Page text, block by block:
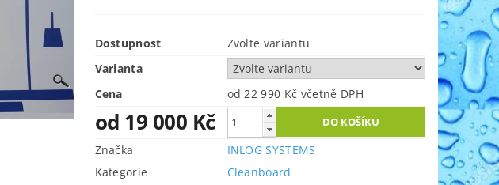
Dostupnost
Zvolte variantu
Varianta
Cena
od 22 990 Kč včetně DPH
od 19 000 Kč
Značka
INLOG SYSTEMS
Kategorie
Cleanboard